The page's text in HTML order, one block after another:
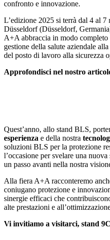
confronto e innovazione.
L’edizione 2025 si terrà dal 4 al 7
Düsseldorf (Düsseldorf,
A+A abbraccia in modo
gestione della salute aziendale
del posto di lavoro alla sicurezza
Approfondisci nel nostro
Quest’anno, allo stand BLS,
esperienza e della nostra
soluzioni BLS per la protezione
l’occasione per svelare una
un passo avanti nella nostra
Alla fiera A+A racconteremo
coniugano protezione e
sinergie efficaci che
alte prestazioni e
Vi invitiamo a visitarci, stand